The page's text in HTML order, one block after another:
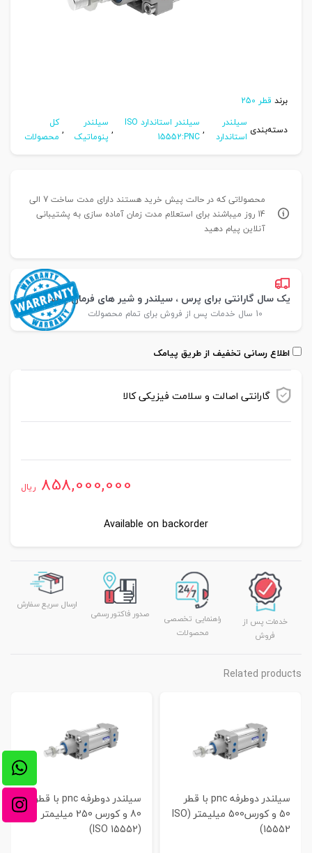
برند قطر 250
دسته‌بندی سیلندر
استاندارد
,
سیلندر استاندارد ISO
15552:PNC
, سیلندر
پنوماتیک
,کل
محصولات
محصولاتی که در حالت پیش خرید هستند دارای مدت ساخت 7 الی
14 روز میباشند برای استعلام مدت زمان آماده سازی به پشتیبانی
آنلاین پیام دهید
یک سال گارانتی برای پرس ، سیلندر و شیر های فرمان پارس
10 سال خدمات پس از فروش برای تمام محصولات
اطلاع رسانی تخفیف از طریق پیامک
گارانتی اصالت و سلامت فیزیکی کالا
858,000,000 ریال
Available on backorder
خدمات پس از
فروش
راهنمایی تخصصی
محصولات
صدور فاکتور رسمی
ارسال سریع سفارش
Related products
سیلندر دوطرفه pnc با قطر
50 و کورس500 میلیمتر (ISO
15552)
سیلندر دوطرفه pnc با قطر
80 و کورس 250 میلیمتر
(ISO 15552)